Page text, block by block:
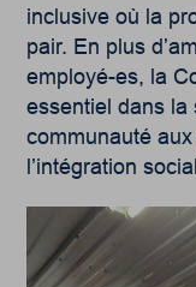
inclusive où la
pair. En plus
employé-es, la
essentiel dans la
communauté
l’intégration